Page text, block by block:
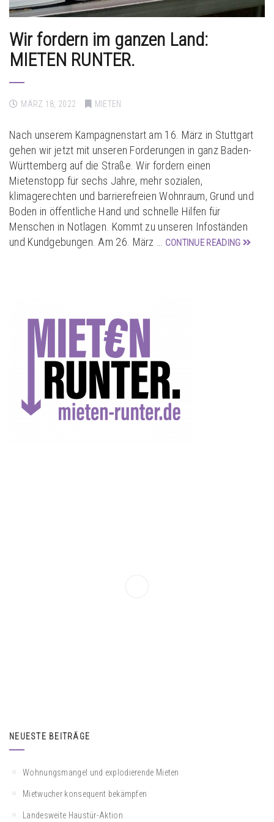
Wir fordern im ganzen Land:
MIETEN RUNTER.
MÄRZ 18, 2022 MIETEN
Nach unserem Kampagnenstart am 16. März in Stuttgart
gehen wir jetzt mit unseren Forderungen in ganz Baden-
Württemberg auf die Straße. Wir fordern einen
Mietenstopp für sechs Jahre, mehr sozialen,
klimagerechten und barrierefreien Wohnraum, Grund und
Boden in öffentliche Hand und schnelle Hilfen für
Menschen in Notlagen. Kommt zu unseren Infoständen
und Kundgebungen. Am 26. März … CONTINUE READING
NEUESTE BEITRÄGE
Wohnungsmangel und explodierende Mieten
Mietwucher konsequent bekämpfen
Landesweite Haustür-Aktion